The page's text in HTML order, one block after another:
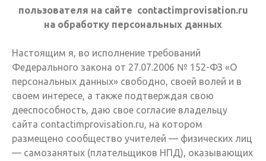
пользователя на сайте contactimprovisation.ru
на обработку персональных данных
Настоящим я, во исполнение требований
Федерального закона от 27.07.2006 № 152-ФЗ «О
персональных данных» свободно, своей волей и в
своем интересе, а также подтверждая свою
дееспособность, даю свое согласие владельцу
сайта contactimprovisation.ru, на котором
размещено сообщество учителей — физических лиц
— самозанятых (плательщиков НПД), оказывающих